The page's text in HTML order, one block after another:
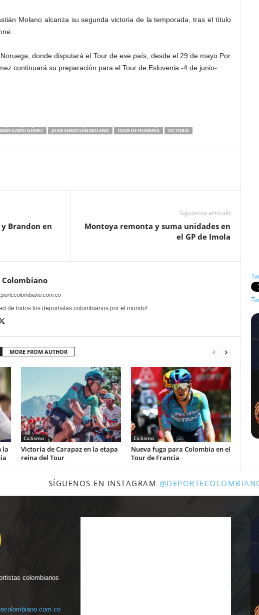
Molano alcanza su segunda victoria de la temporada, tras el título
donde disputará el Tour de ese país, desde el 29 de mayo.Por
continuará su preparación para el Tour de Eslovenia -4 de junio-
DARÍO GÓMEZ JUAN SEBASTIÁN MOLANO TOUR DE HUNGRÍA VICTORIA
Brandon en
Siguiente artículo
Montoya remonta y suma unidades en
el GP de Imola
de todos los deportistas colombianos por el mundo!
MORE FROM AUTHOR
la
Ciclismo
Victoria de Carapaz en la etapa
reina del Tour
Ciclismo
Nueva fuga para Colombia en el
Tour de Francia
SÍGUENOS EN INSTAGRAM
colombianos